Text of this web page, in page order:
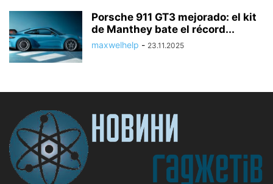
Porsche 911 GT3 mejorado: el kit
de Manthey bate el récord...
maxwelhelp - 23.11.2025